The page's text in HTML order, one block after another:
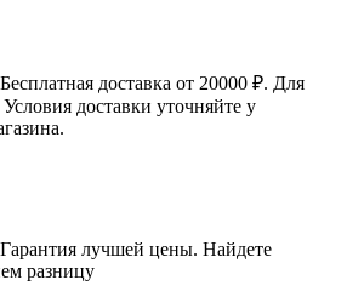
Бесплатная доставка от 20000 ₽. Для
доставки уточняйте у
Гарантия лучшей цены. Найдете
разницу